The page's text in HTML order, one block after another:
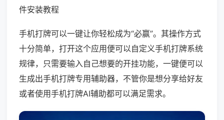
件安装教程
手机打牌可以一键让你轻松成为“必赢”。其操作方式
十分简单，打开这个应用便可以自定义手机打牌系统
规律，只需要输入自己想要的开挂功能，一键便可以
生成出手机打牌专用辅助器，不管你是想分享给好友
或者使用手机打牌AI辅助都可以满足需求。